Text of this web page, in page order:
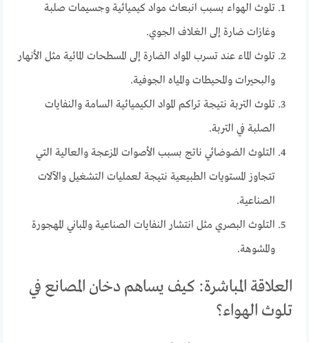
تلوث الهواء بسبب انبعاث مواد كيميائية وجسيمات صلبة
وغازات ضارة إلى الغلاف الجوي.
تلوث الماء عند تسرب المواد الضارة إلى المسطحات المائية مثل الأنهار
والبحيرات والمحيطات والمياه الجوفية.
تلوث التربة نتيجة تراكم المواد الكيميائية السامة والنفايات
الصلبة في التربة.
التلوث الضوضائي ناتج بسبب الأصوات المزعجة والعالية التي
تتجاوز المستويات الطبيعية نتيجة لعمليات التشغيل والآلات
الصناعية.
التلوث البصري مثل انتشار النفايات الصناعية والمباني المهجورة
والمشوهة.
العلاقة المباشرة: كيف يساهم دخان المصانع في
تلوث الهواء؟